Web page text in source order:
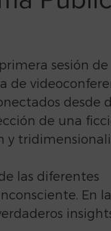
sesión de
de
desde
de una
y
las diferentes
En